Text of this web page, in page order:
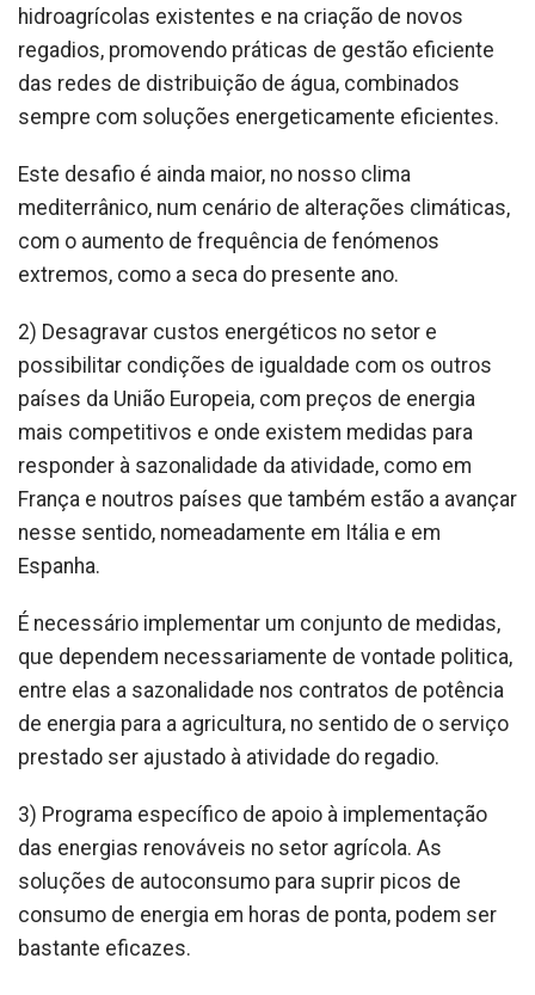
hidroagrícolas existentes e na criação de novos
regadios, promovendo práticas de gestão eficiente
das redes de distribuição de água, combinados
sempre com soluções energeticamente eficientes.
Este desafio é ainda maior, no nosso clima
mediterrânico, num cenário de alterações climáticas,
com o aumento de frequência de fenómenos
extremos, como a seca do presente ano.
2) Desagravar custos energéticos no setor e
possibilitar condições de igualdade com os outros
países da União Europeia, com preços de energia
mais competitivos e onde existem medidas para
responder à sazonalidade da atividade, como em
França e noutros países que também estão a avançar
nesse sentido, nomeadamente em Itália e em
Espanha.
É necessário implementar um conjunto de medidas,
que dependem necessariamente de vontade politica,
entre elas a sazonalidade nos contratos de potência
de energia para a agricultura, no sentido de o serviço
prestado ser ajustado à atividade do regadio.
3) Programa específico de apoio à implementação
das energias renováveis no setor agrícola. As
soluções de autoconsumo para suprir picos de
consumo de energia em horas de ponta, podem ser
bastante eficazes.